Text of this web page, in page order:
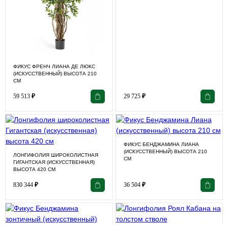
ФИКУС ФРЕНЧ ЛИАНА ДЕ ЛЮКС
(ИСКУССТВЕННЫЙ) ВЫСОТА 210
СМ
59 513 ₽ 29 725 ₽
ЛОНГИФОЛИЯ ШИРОКОЛИСТНАЯ
ГИГАНТСКАЯ (ИСКУССТВЕННАЯ)
ВЫСОТА 420 СМ
830 344 ₽
ФИКУС БЕНДЖАМИНА ЛИАНА
(ИСКУССТВЕННЫЙ) ВЫСОТА 210
СМ
36 504 ₽